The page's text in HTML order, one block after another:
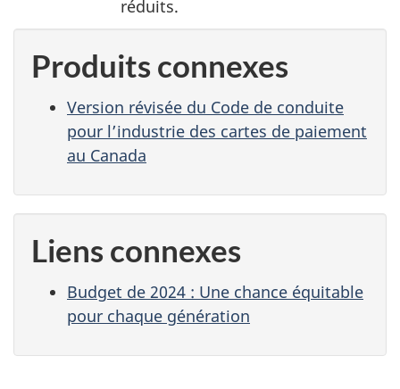
réduits.
Produits connexes
Version révisée du Code de conduite
pour l’industrie des cartes de paiement
au Canada
Liens connexes
Budget de 2024 : Une chance équitable
pour chaque génération